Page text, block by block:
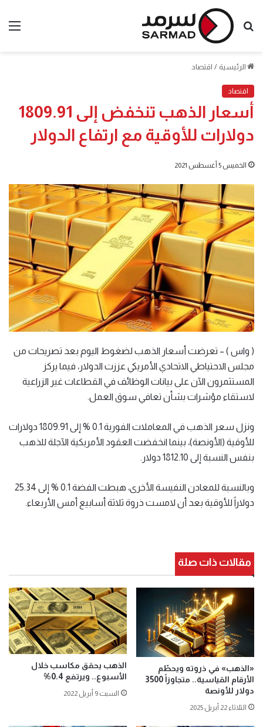
بحث
الرئيسية / اقتصاد
اقتصاد
أسعار الذهب تنخفض إلى 1809.91
دولارات للأوقية مع ارتفاع الدولار
الخميس 5 أغسطس 2021
( واس ) – تعرضت أسعار الذهب لضغوط اليوم بعد تصريحات من
مجلس الاحتياطي الاتحادي الأمريكي عززت الدولار، فيما يركز
المستثمرون الآن على بيانات الوظائف في القطاعات غير الزراعية
لاستقاء مؤشرات بشأن تعافي سوق العمل.
ونزل سعر الذهب في المعاملات الفورية 0.1 % إلى 1809.91 دولارات
للأوقية (الأونصة)، بينما انخفضت العقود الأمريكية الآجلة للذهب
بنفس النسبة إلى 1812.10 دولار.
وبالنسبة للمعادن النفيسة الأخرى، هبطت الفضة 0.1 % إلى 25.34
دولاراً للأوقية بعد أن لامست ذروة ثلاثة أسابيع أمس الأربعاء.
مقالات ذات صلة
«الذهب» في ذروته ويحطّم
الأرقام القياسية.. متجاوزاً 3500
دولار للأونصة
الثلاثاء 22 أبريل 2025
الذهب يحقق مكاسب خلال
الأسبوع.. ويرتفع 0.4%
السبت 9 أبريل 2022